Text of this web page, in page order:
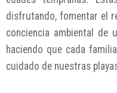
disfrutando, fomentar el
conciencia ambiental de
haciendo que cada
cuidado de nuestras